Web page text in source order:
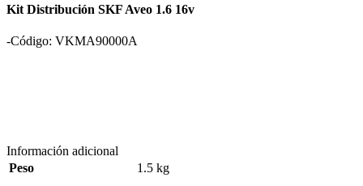
Kit Distribución SKF Aveo 1.6 16v
-Código: VKMA90000A
Información adicional
Peso
1.5 kg